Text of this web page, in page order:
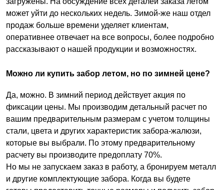
может уйти до нескольких недель. Зимой-же наш отдел
продаж больше времени уделяет клиентам,
оперативнее отвечает на все вопросы, более подробно
рассказывают о нашей продукции и возможностях.
Можно ли купить забор летом, но по зимней цене?
Да, можно. В зимний период действует акция по
фиксации цены. Мы производим детальный расчет по
вашим предварительным размерам с учетом толщины
стали, цвета и других характеристик забора-жалюзи,
которые вы выбрали. По этому предварительному
расчету вы производите предоплату 70%.
Но мы не запускаем заказ в работу, а бронируем металл
и другие комплектующие забора. Когда вы будете